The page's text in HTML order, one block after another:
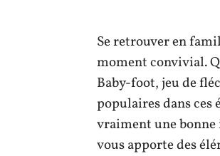
Se retrouver en
moment convivial.
Baby-foot, jeu de
populaires dans ces
vraiment une bonne
vous apporte des